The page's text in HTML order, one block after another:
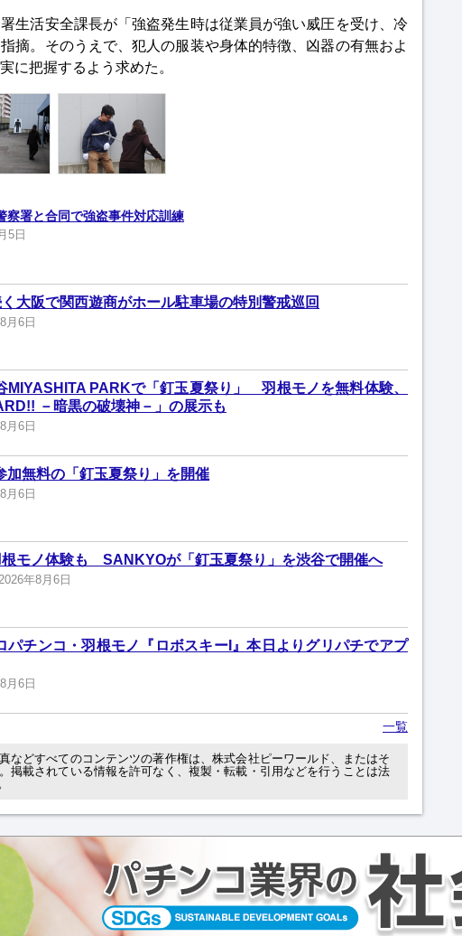
生活安全課長が「強盗発生時は従業員が強い威圧を受け、冷
摘。そのうえで、犯人の服装や身体的特徴、凶器の有無およ
に把握するよう求めた。
察署と合同で強盗事件対応訓練
5日
大阪で関西遊商がホール駐車場の特別警戒巡回
月6日
MIYASHITA PARKで「釘玉夏祭り」 羽根モノを無料体験、
－暗黒の破壊神－」の展示も
月6日
加無料の「釘玉夏祭り」を開催
月6日
モノ体験も SANKYOが「釘玉夏祭り」を渋谷で開催へ
年8月6日
パチンコ・羽根モノ『ロボスキーI』本日よりグリパチでアプ
月6日
一覧
などすべてのコンテンツの著作権は、株式会社ピーワールド、またはそ
掲載されている情報を許可なく、複製・転載・引用などを行うことは法